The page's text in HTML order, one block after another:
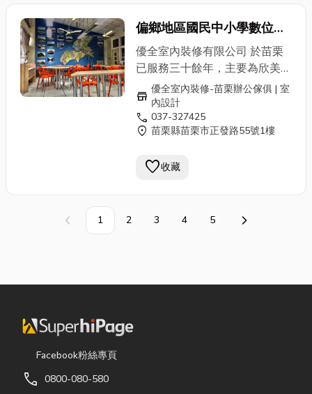
址：苗栗縣苗栗市正發路55號
服務專線：037-327425
品、系統櫥櫃客製化及住宅裝修
設計、施工 ，037-327425 專
業人員為您服務。 ✔ 室內設計
及施工、裝潢 商業空間 / 辦公
空間 / 私人住宅 ✔ 系統傢俱 整
體廚房 / 電視牆 / 儲物櫃 / 玄關
空間設計 / 電器櫃 ✔ OA辦公
板 / 屏風網路、走線 / 會議桌椅
產品 金庫 /
鐵櫃、公文櫃 地
偏鄉地區國民中小學數位英
語學習教室計畫
優全室內裝修有限公司 於苗栗
已服務三十餘年，主要為欣美辦
公家具苗栗縣的經銷商。並榮獲
共同供應契約「辦公桌椅、櫃及
屏風」之特約廠商。並為內政部
營建署審驗合格之專業室內設計
關、鄉鎮公所、學校、公司民營
力並提供專業OA辦公傢俱商
及施工、裝潢 商業空間 / 辦公
store 優全室內裝修-苗栗辦公傢俱 | 室
內設計
call 037-327425
location_on 苗栗縣苗栗市正發路55號1樓
favorite收藏
上一頁 1 2 3 4 5 下一頁
Facebook粉絲專頁
call 0800-080-580